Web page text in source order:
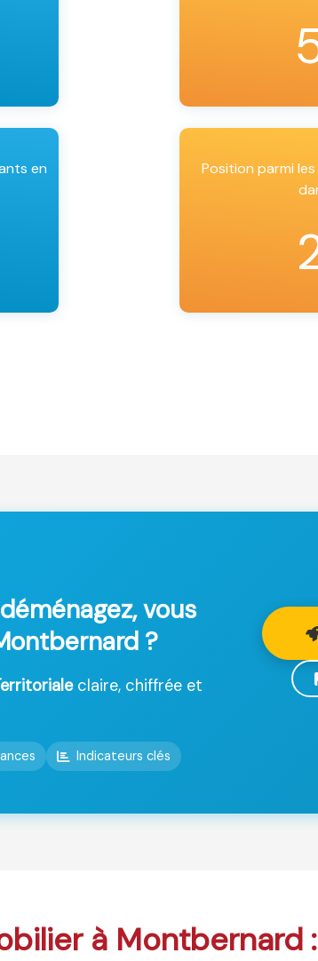
en
Position parmi
vous
?
claire, chiffrée et
Indicateurs clés
à Montbernard